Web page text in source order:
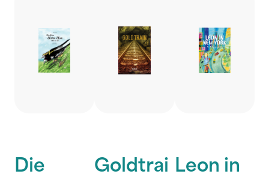
Die
Goldtrai Leon in